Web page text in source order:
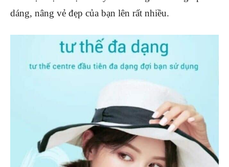
dáng, nâng vẻ đẹp của bạn lên rất nhiều.